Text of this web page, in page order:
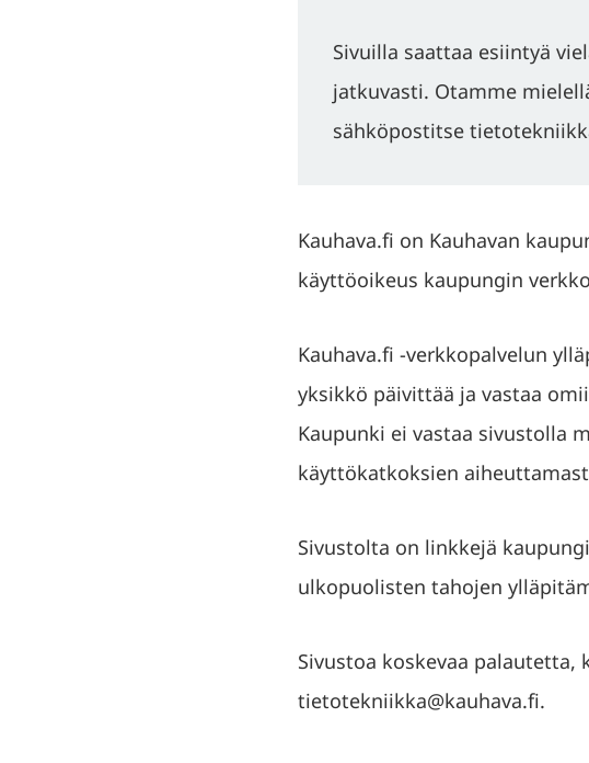
Sivuilla saattaa esiintyä
jatkuvasti. Otamme
sähköpostitse
Kauhava.fi on Kauhavan
käyttöoikeus kaupungin
Kauhava.fi -verkkopalvelun
yksikkö päivittää ja vastaa
Kaupunki ei vastaa sivustolla
käyttökatkoksien
Sivustolta on linkkejä
ulkopuolisten tahojen
Sivustoa koskevaa
tietotekniikka@kauhava.fi.